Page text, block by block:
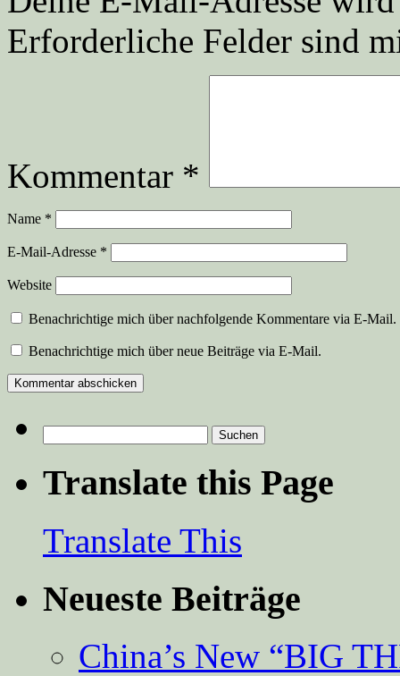
Erforderliche Felder sind
Kommentar *
Name *
E-Mail-Adresse *
Website
Benachrichtige mich über nachfolgende Kommentare via E-Mail.
Benachrichtige mich über neue Beiträge via E-Mail.
nach:
Translate this Page
Translate This
Neueste Beiträge
China’s New “BIG